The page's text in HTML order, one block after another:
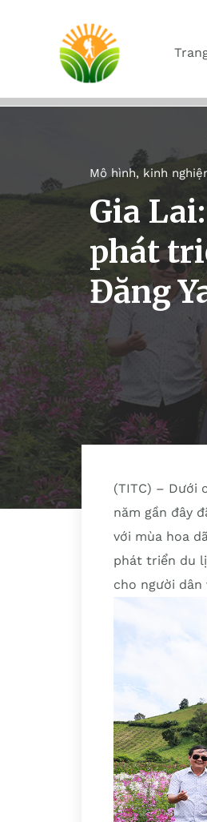
Mô hình, kinh
Gia
phát
Đăng
(TITC) – Dưới
năm gần đây
với mùa hoa
phát triển du
cho người dân